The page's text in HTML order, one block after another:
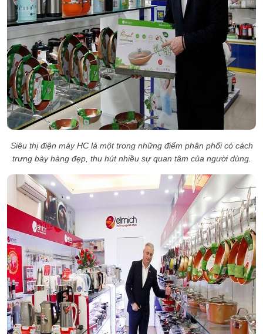
Siêu thị điện máy HC là một trong những điểm phân phối có cách
trưng bày hàng đẹp, thu hút nhiều sự quan tâm của người dùng.